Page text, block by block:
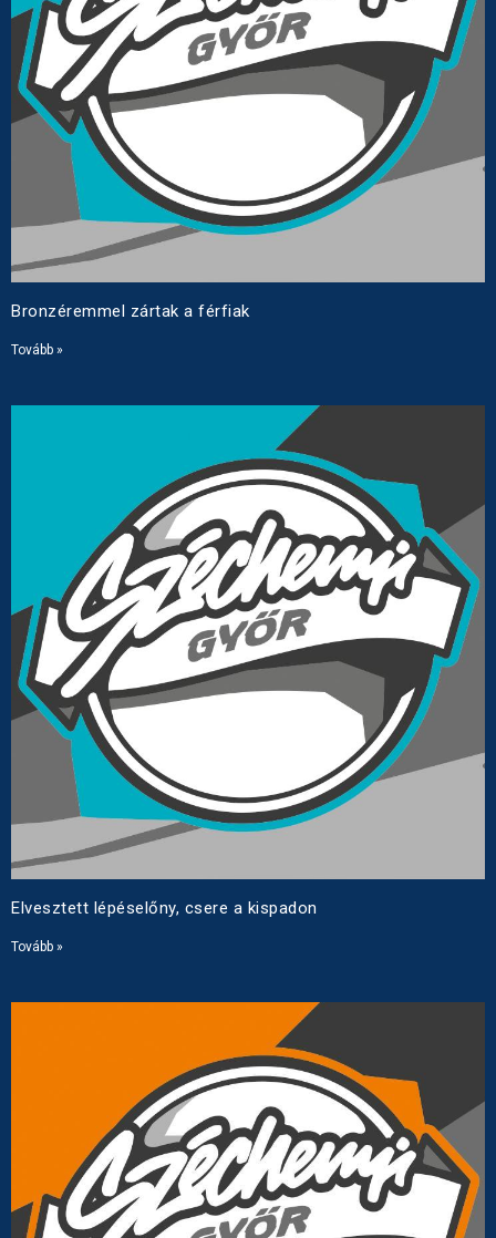
Bronzéremmel zártak a férfiak
Tovább »
Elvesztett lépéselőny, csere a kispadon
Tovább »